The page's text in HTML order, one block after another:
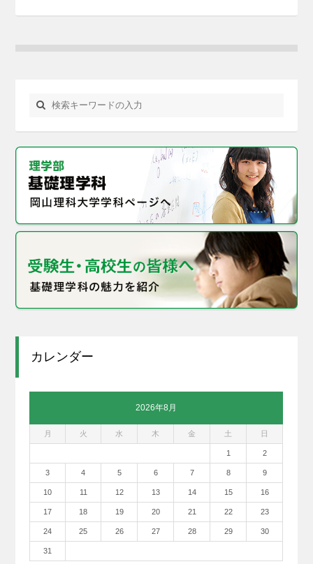
カレンダー
2026年8月
月 火 水 木 金 土 日
1 2
3 4 5 6 7 8 9
10 11 12 13 14 15 16
17 18 19 20 21 22 23
24 25 26 27 28 29 30
31